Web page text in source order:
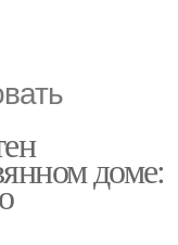
доме: